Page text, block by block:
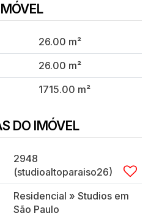
26.00 m²
26.00 m²
1715.00 m²
DO IMÓVEL
2948
(studioaltoparaiso26)
Residencial » Studios em
São Paulo